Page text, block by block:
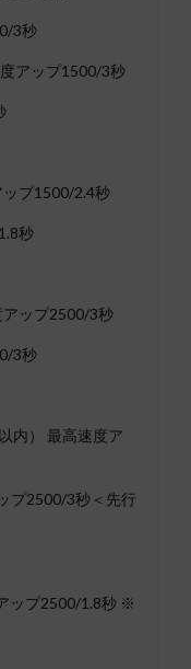
3秒
アップ1500/3秒
プ1500/2.4秒
秒
アップ2500/3秒
3秒
内） 最高速度ア
プ2500/3秒＜先行
ップ2500/1.8秒 ※